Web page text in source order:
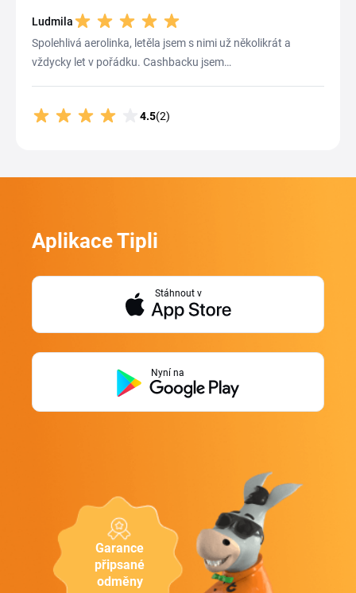
Ludmila
Spolehlivá aerolinka, letěla jsem s nimi už několikrát a
vždycky let v pořádku. Cashbacku jsem…
4.5(2)
Garance
připsané
odměny
Aplikace Tipli
Stáhnout v
Nyní na